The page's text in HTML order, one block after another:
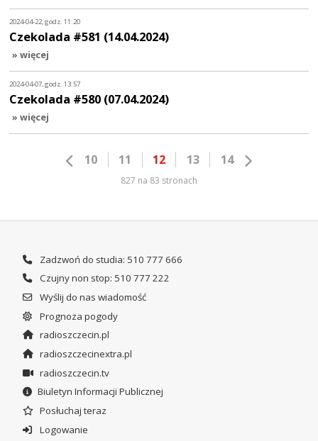
2024-04-22, godz. 11:20
Czekolada #581 (14.04.2024)
» więcej
2024-04-07, godz. 13:57
Czekolada #580 (07.04.2024)
» więcej
10 11 12 13 14
827 na 83 stronach
Zadzwoń do studia: 510 777 666
Czujny non stop: 510 777 222
Wyślij do nas wiadomość
Prognoza pogody
radioszczecin.pl
radioszczecinextra.pl
radioszczecin.tv
Biuletyn Informacji Publicznej
Posłuchaj teraz
Logowanie